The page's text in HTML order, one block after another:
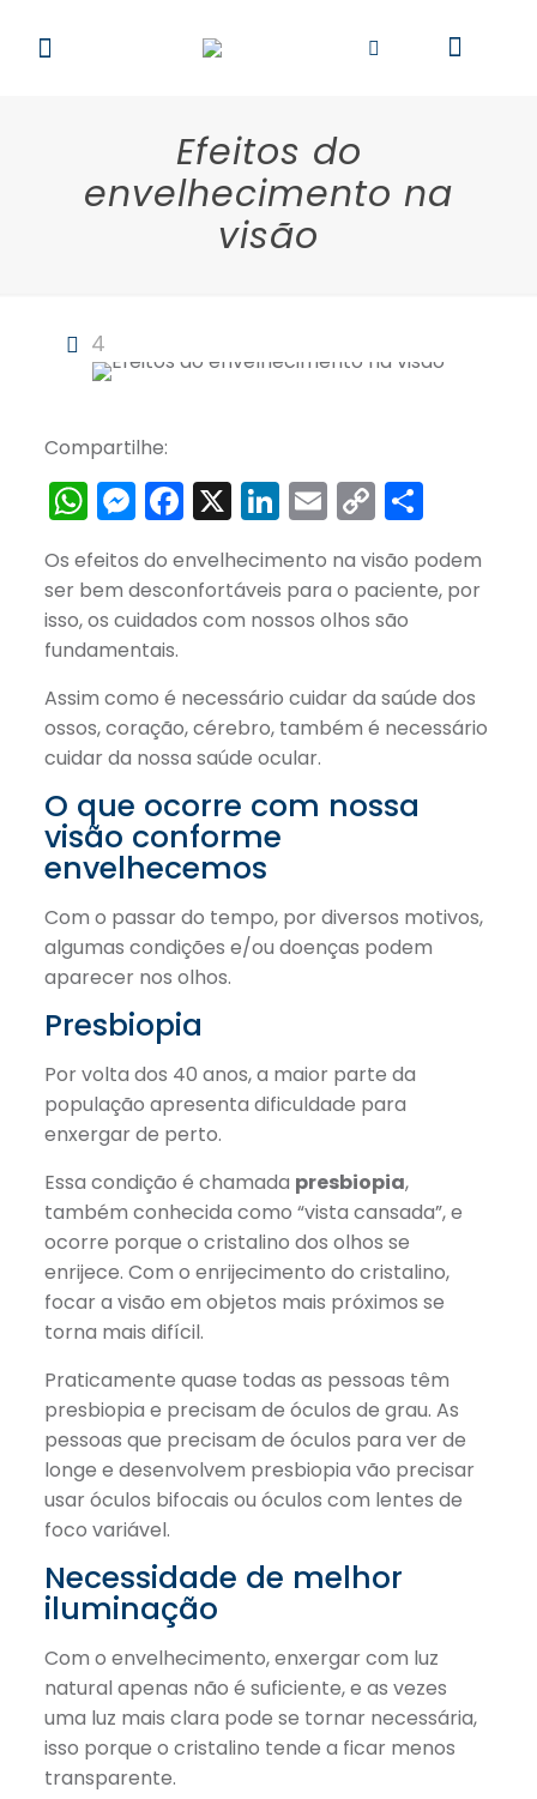
Efeitos do
envelhecimento na
visão
4
Compartilhe:
WhatsApp
Messenger
Facebook
X LinkedIn
Email
Copy
Link
Share
Os efeitos do envelhecimento na visão podem
ser bem desconfortáveis para o paciente, por
isso, os cuidados com nossos olhos são
fundamentais.
Assim como é necessário cuidar da saúde dos
ossos, coração, cérebro, também é necessário
cuidar da nossa saúde ocular.
O que ocorre com nossa
visão conforme
envelhecemos
Com o passar do tempo, por diversos motivos,
algumas condições e/ou doenças podem
aparecer nos olhos.
Presbiopia
Por volta dos 40 anos, a maior parte da
população apresenta dificuldade para
enxergar de perto.
Essa condição é chamada presbiopia,
também conhecida como “vista cansada”, e
ocorre porque o cristalino dos olhos se
enrijece. Com o enrijecimento do cristalino,
focar a visão em objetos mais próximos se
torna mais difícil.
Praticamente quase todas as pessoas têm
presbiopia e precisam de óculos de grau. As
pessoas que precisam de óculos para ver de
longe e desenvolvem presbiopia vão precisar
usar óculos bifocais ou óculos com lentes de
foco variável.
Necessidade de melhor
iluminação
Com o envelhecimento, enxergar com luz
natural apenas não é suficiente, e as vezes
uma luz mais clara pode se tornar necessária,
isso porque o cristalino tende a ficar menos
transparente.